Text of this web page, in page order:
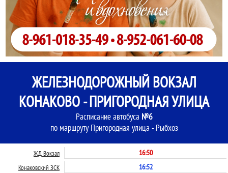
ЖЕЛЕЗНОДОРОЖНЫЙ ВОКЗАЛ
КОНАКОВО - ПРИГОРОДНАЯ УЛИЦА
Расписание автобуса №6
по маршруту Пригородная улица - Рыбхоз
ЖД Вокзал 16:50
Конаковский ЗСК 16:52